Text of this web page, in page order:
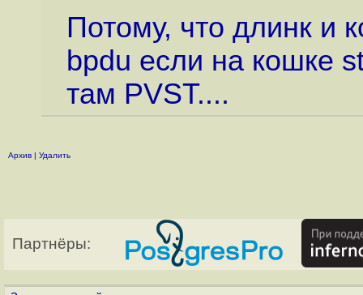
Потому, что длинк и
bpdu если на кошке
там PVST....
Архив | Удалить
Партнёры: